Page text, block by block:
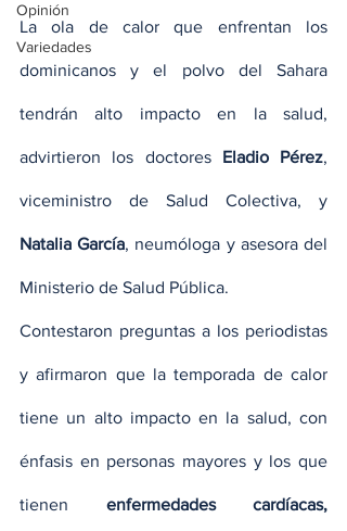
Opinión
Variedades
La ola de calor que enfrentan los
dominicanos y el polvo del Sahara
tendrán alto impacto en la salud,
advirtieron los doctores Eladio Pérez,
Natalia García, neumóloga y asesora del
Ministerio de Salud Pública.
Contestaron preguntas a los periodistas
y afirmaron que la temporada de calor
tiene un alto impacto en la salud, con
énfasis en personas mayores y los que
tienen enfermedades cardíacas,